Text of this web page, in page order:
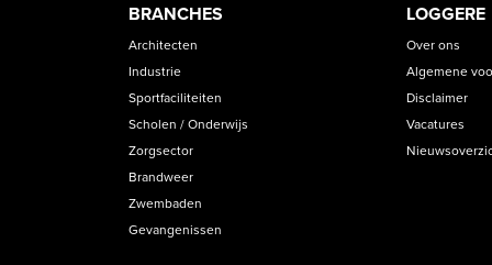
BRANCHES
Architecten
Industrie
Sportfaciliteiten
Scholen / Onderwijs
Zorgsector
Brandweer
Zwembaden
Gevangenissen
LOGGERE
Over ons
Algemene
Disclaimer
Vacatures